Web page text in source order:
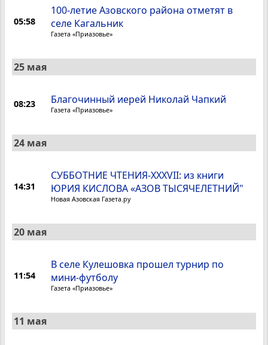
05:58
100-летие Азовского района отметят в
селе Кагальник
Газета «Приазовье»
25 мая
08:23 Благочинный иерей Николай Чапкий
Газета «Приазовье»
24 мая
14:31
CУББОТНИЕ ЧТЕНИЯ-XXXVII: из книги
ЮРИЯ КИСЛОВА «АЗОВ ТЫСЯЧЕЛЕТНИЙ"
Новая Азовская Газета.ру
20 мая
11:54
В селе Кулешовка прошел турнир по
мини-футболу
Газета «Приазовье»
11 мая